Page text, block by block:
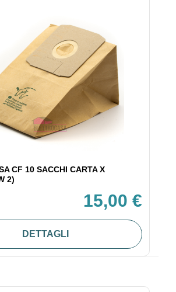
CF 10 SACCHI CARTA X
2)
15,00 €
DETTAGLI